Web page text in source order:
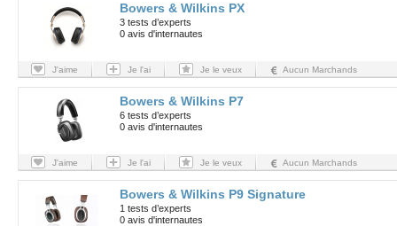
Bowers & Wilkins PX
3 tests d’experts
0 avis d'internautes
J'aime Je l'ai Je le veux Aucun Marchands
Bowers & Wilkins P7
6 tests d’experts
0 avis d'internautes
J'aime Je l'ai Je le veux Aucun Marchands
Bowers & Wilkins P9 Signature
1 tests d’experts
0 avis d'internautes